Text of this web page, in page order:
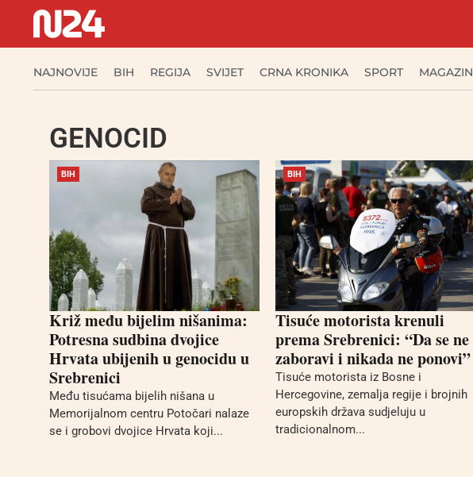
NAJNOVIJE BIH REGIJA SVIJET CRNA KRONIKA SPORT MAGAZIN
GENOCID
BIH
Križ među bijelim nišanima:
Potresna sudbina dvojice
Hrvata ubijenih u genocidu u
Srebrenici
Među tisućama bijelih nišana u
Memorijalnom centru Potočari nalaze
se i grobovi dvojice Hrvata koji...
BIH
Tisuće motorista krenuli
prema Srebrenici: “Da se ne
zaboravi i nikada ne ponovi”
Tisuće motorista iz Bosne i
Hercegovine, zemalja regije i brojnih
europskih država sudjeluju u
tradicionalnom...